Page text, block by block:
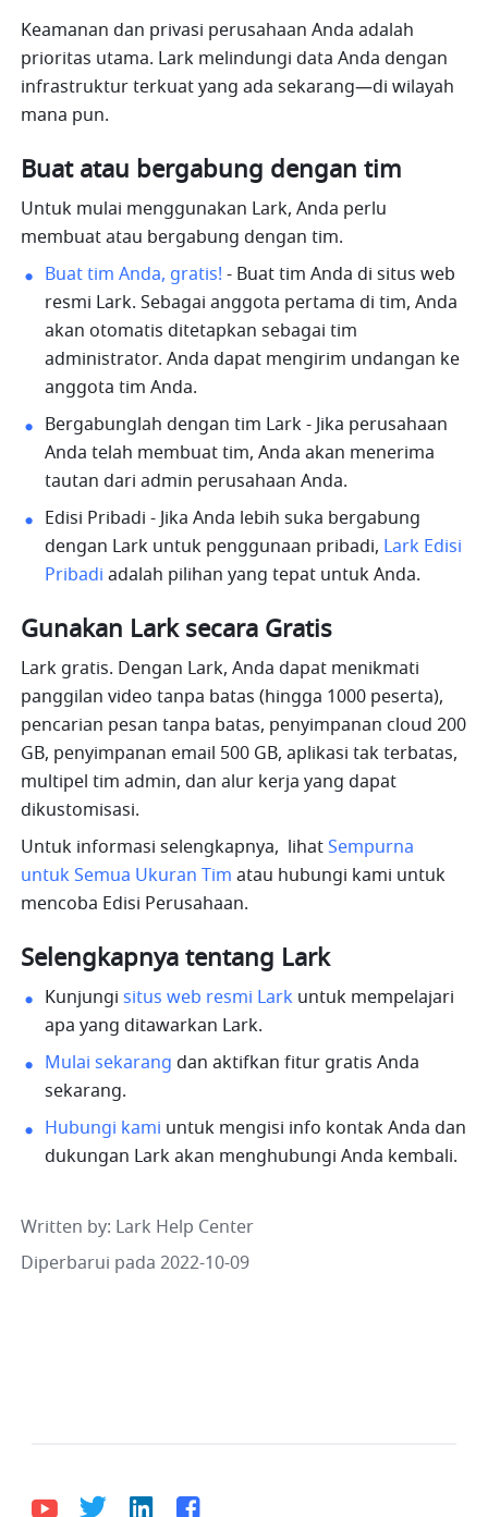
Keamanan dan privasi perusahaan Anda adalah
prioritas utama. Lark melindungi data Anda dengan
infrastruktur terkuat yang ada sekarang—di wilayah
mana pun.
Buat atau bergabung dengan tim
Untuk mulai menggunakan Lark, Anda perlu
membuat atau bergabung dengan tim.
Buat tim Anda, gratis! - Buat tim Anda di situs web
resmi Lark. Sebagai anggota pertama di tim, Anda
akan otomatis ditetapkan sebagai tim
administrator. Anda dapat mengirim undangan ke
anggota tim Anda.
Bergabunglah dengan tim Lark - Jika perusahaan
Anda telah membuat tim, Anda akan menerima
tautan dari admin perusahaan Anda.
Edisi Pribadi - Jika Anda lebih suka bergabung
dengan Lark untuk penggunaan pribadi, Lark Edisi
Pribadi adalah pilihan yang tepat untuk Anda.
Gunakan Lark secara Gratis
Lark gratis. Dengan Lark, Anda dapat menikmati
panggilan video tanpa batas (hingga 1000 peserta),
pencarian pesan tanpa batas, penyimpanan cloud 200
GB, penyimpanan email 500 GB, aplikasi tak terbatas,
multipel tim admin, dan alur kerja yang dapat
dikustomisasi.
Untuk informasi selengkapnya,  lihat Sempurna
untuk Semua Ukuran Tim atau hubungi kami untuk
mencoba Edisi Perusahaan.
Selengkapnya tentang Lark
Kunjungi situs web resmi Lark untuk mempelajari
apa yang ditawarkan Lark.
Mulai sekarang dan aktifkan fitur gratis Anda
sekarang.
Hubungi kami untuk mengisi info kontak Anda dan
dukungan Lark akan menghubungi Anda kembali.
Written by: Lark Help Center
Diperbarui pada 2022-10-09